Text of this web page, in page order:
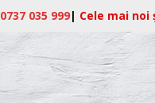
0737 035 999| Cele mai